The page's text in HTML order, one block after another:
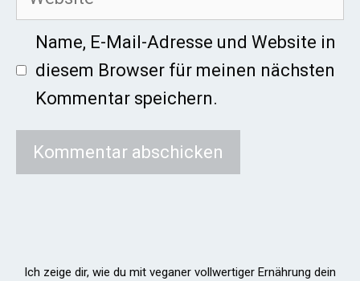
Name, E-Mail-Adresse und Website in
diesem Browser für meinen nächsten
Kommentar speichern.
Ich zeige dir, wie du mit veganer vollwertiger Ernährung dein